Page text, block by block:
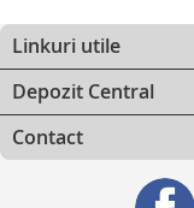
Linkuri utile
Depozit Central
Contact